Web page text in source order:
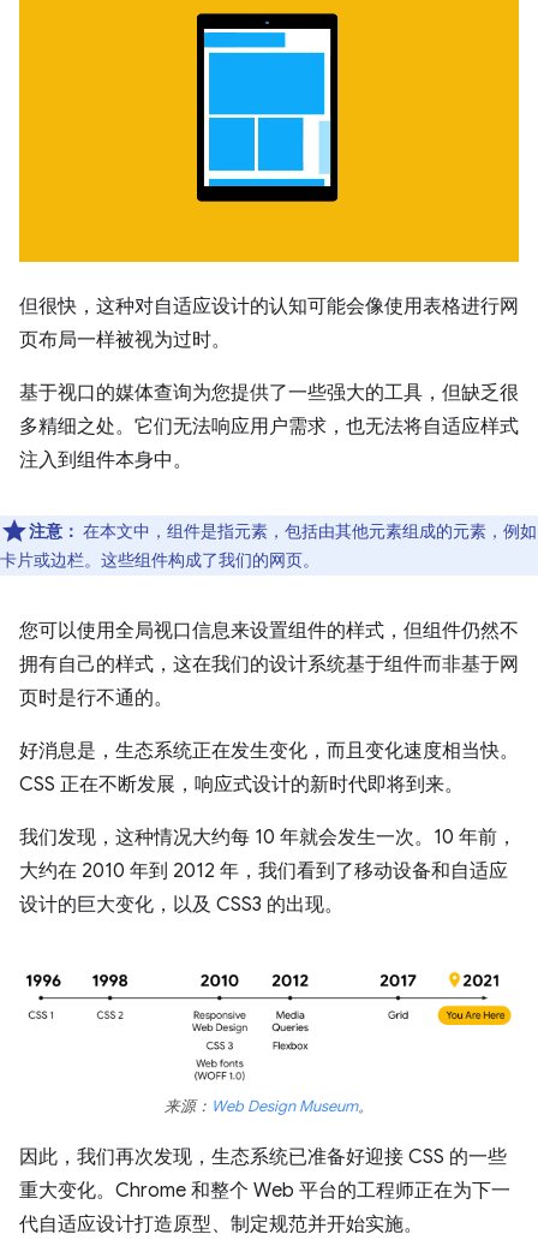
但很快，这种对自适应设计的认知可能会像使用表格进行网
页布局一样被视为过时。
基于视口的媒体查询为您提供了一些强大的工具，但缺乏很
多精细之处。它们无法响应用户需求，也无法将自适应样式
注入到组件本身中。
注意： 在本文中，组件是指元素，包括由其他元素组成的元素，例如
卡片或边栏。这些组件构成了我们的网页。
您可以使用全局视口信息来设置组件的样式，但组件仍然不
拥有自己的样式，这在我们的设计系统基于组件而非基于网
页时是行不通的。
好消息是，生态系统正在发生变化，而且变化速度相当快。
CSS 正在不断发展，响应式设计的新时代即将到来。
我们发现，这种情况大约每 10 年就会发生一次。10 年前，
大约在 2010 年到 2012 年，我们看到了移动设备和自适应
设计的巨大变化，以及 CSS3 的出现。
来源： Web Design Museum。
因此，我们再次发现，生态系统已准备好迎接 CSS 的一些
重大变化。Chrome 和整个 Web 平台的工程师正在为下一
代自适应设计打造原型、制定规范并开始实施。